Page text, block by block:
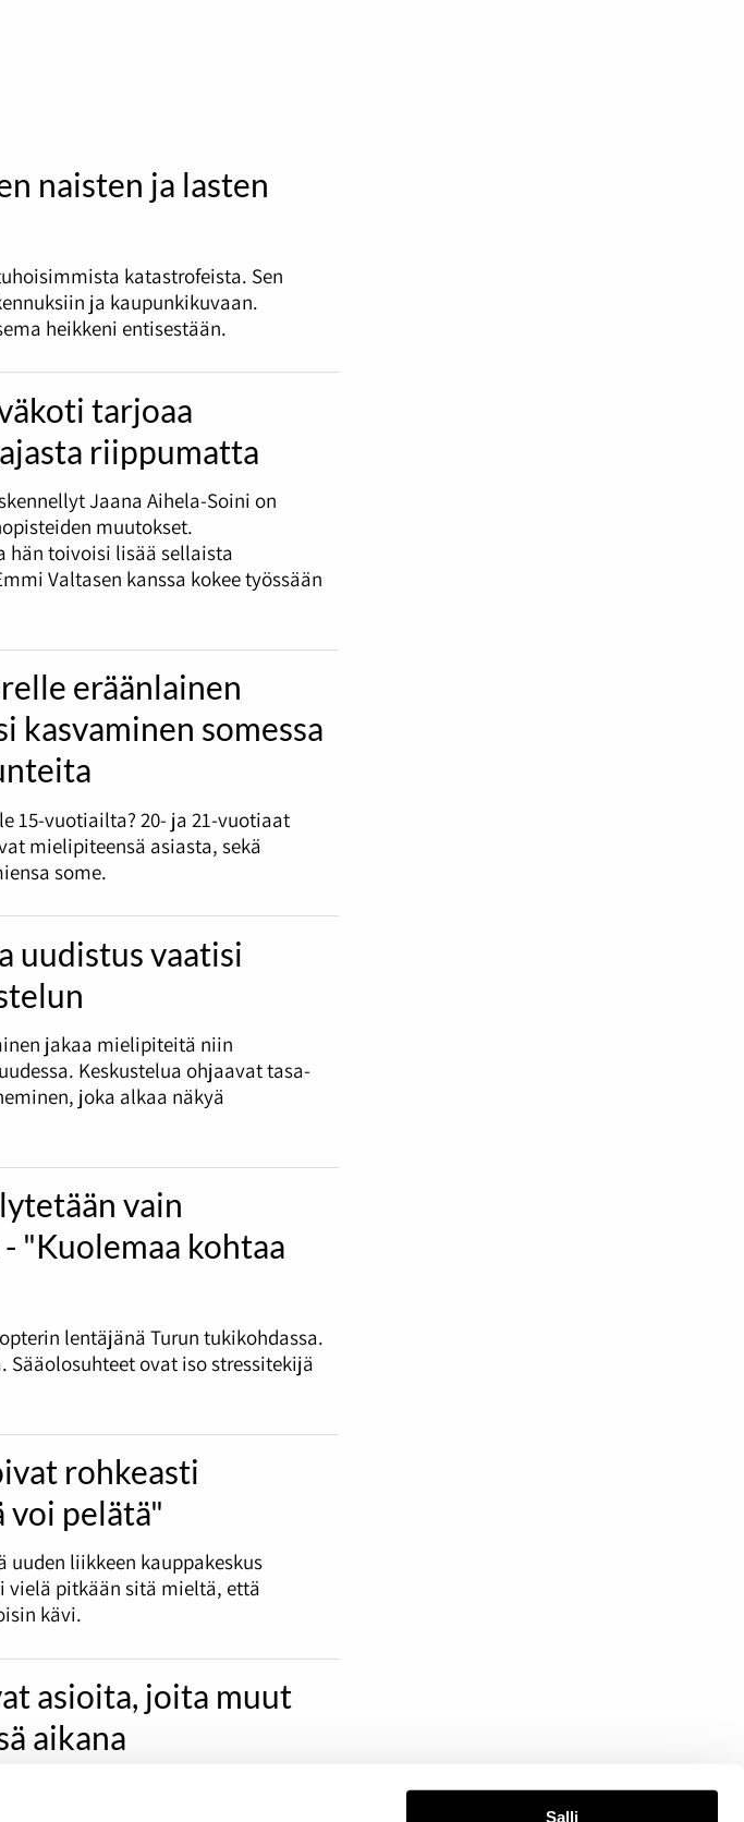
Salli
naisten ja lasten
katastrofeista. Sen
ja kaupunkikuvaan.
heikkeni entisestään.
tarjoaa
riippumatta
Jaana Aihela-Soini on
muutokset.
hän toivoisi lisää sellaista
Valtasen kanssa kokee työssään
eräänlainen
kasvaminen somessa
15-vuotiailta? 20- ja 21-vuotiaat
mielipiteensä asiasta, sekä
some.
uudistus vaatisi
jakaa mielipiteitä niin
Keskustelua ohjaavat tasa-
joka alkaa näkyä
vain
"Kuolemaa kohtaa
lentäjänä Turun tukikohdassa.
ovat iso stressitekijä
rohkeasti
voi pelätä"
uuden liikkeen kauppakeskus
vielä pitkään sitä mieltä, että
kävi.
asioita, joita muut
aikana
huolehtia hyvästä henkisestä